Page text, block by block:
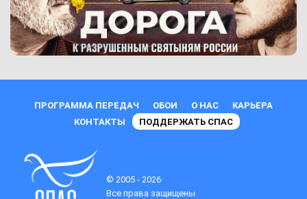
ПРОГРАММА ПЕРЕДАЧ ОБОИ О НАС
КАРЬЕРА
КОНТАКТЫ
ПОДДЕРЖАТЬ СПАС
© 2005 - 2026
Все права защищены